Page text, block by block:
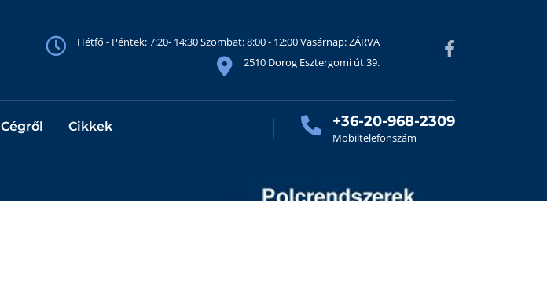
Hétfő - Péntek: 7:20- 14:30 Szombat: 8:00 - 12:00 Vasárnap: ZÁRVA
2510 Dorog Esztergomi út 39.
Cégről Cikkek +36-20-968-2309
Mobiltelefonszám